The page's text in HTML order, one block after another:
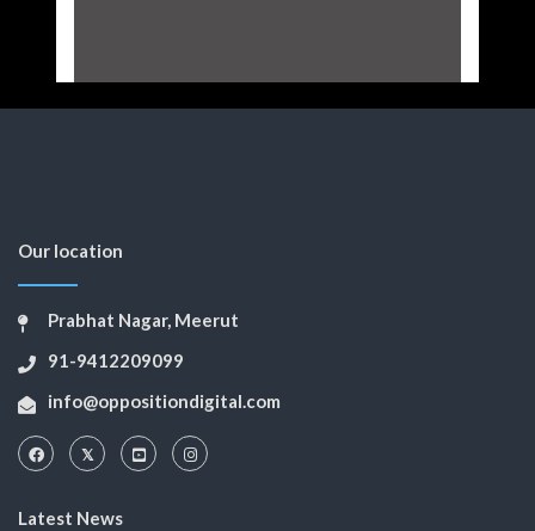
Our location
Prabhat Nagar, Meerut
91-9412209099
info@oppositiondigital.com
Latest News